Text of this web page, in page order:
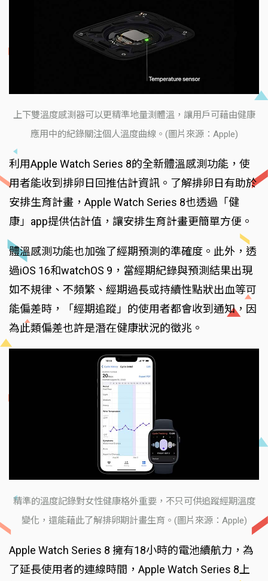
上下雙溫度感測器可以更精準地量測體溫，讓用戶可藉由健康
應用中的紀錄關注個人溫度曲線。(圖片來源：Apple)
利用Apple Watch Series 8的全新體溫感測功能，使
用者能收到排卵日回推估計資訊。了解排卵日有助於
安排生育計畫，Apple Watch Series 8也透過「健
康」app提供估計值，讓安排生育計畫更簡單方便。
體溫感測功能也加強了經期預測的準確度。此外，透
過iOS 16和watchOS 9，當經期紀錄與預測結果出現
如不規律、不頻繁、經期過長或持續性點狀出血等可
能偏差時，「經期追蹤」的使用者都會收到通知，因
為此類偏差也許是潛在健康狀況的徵兆。
精準的溫度記錄對女性健康格外重要，不只可供追蹤經期溫度
變化，還能藉此了解排卵期計畫生育。(圖片來源：Apple)
Apple Watch Series 8 擁有18小時的電池續航力，為
了延長使用者的連線時間，Apple Watch Series 8上